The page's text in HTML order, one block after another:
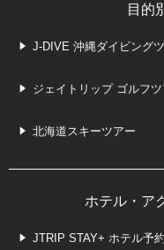
目的
J-DIVE 沖縄ダイビング
ジェイトリップ ゴルフツ
北海道スキーツアー
ホテル・ア
JTRIP STAY+ ホテル予約